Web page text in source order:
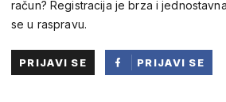
račun? Registracija je brza i
se u raspravu.
PRIJAVI SE
PRIJAVI SE